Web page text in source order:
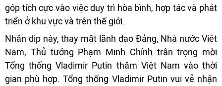
góp tích cực vào việc duy trì hòa bình, hợp tác và phát
triển ở khu vực và trên thế giới.
Nhân dịp này, thay mặt lãnh đạo Đảng, Nhà nước Việt
Nam, Thủ tướng Phạm Minh Chính trân trọng mời
Tổng thống Vladimir Putin thăm Việt Nam vào thời
gian phù hợp. Tổng thống Vladimir Putin vui vẻ nhận